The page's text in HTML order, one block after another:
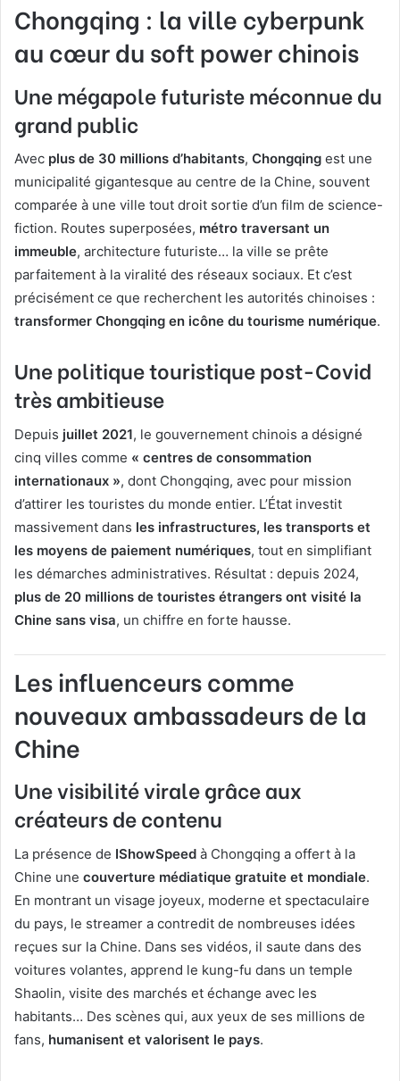
Chongqing : la ville cyberpunk
au cœur du soft power chinois
Une mégapole futuriste méconnue du
grand public
Avec plus de 30 millions d’habitants, Chongqing est une
municipalité gigantesque au centre de la Chine, souvent
comparée à une ville tout droit sortie d’un film de science-
fiction. Routes superposées, métro traversant un
immeuble, architecture futuriste… la ville se prête
parfaitement à la viralité des réseaux sociaux. Et c’est
précisément ce que recherchent les autorités chinoises :
transformer Chongqing en icône du tourisme numérique.
Une politique touristique post-Covid
très ambitieuse
Depuis juillet 2021, le gouvernement chinois a désigné
cinq villes comme « centres de consommation
internationaux », dont Chongqing, avec pour mission
d’attirer les touristes du monde entier. L’État investit
massivement dans les infrastructures, les transports et
les moyens de paiement numériques, tout en simplifiant
les démarches administratives. Résultat : depuis 2024,
plus de 20 millions de touristes étrangers ont visité la
Chine sans visa, un chiffre en forte hausse.
Les influenceurs comme
nouveaux ambassadeurs de la
Chine
Une visibilité virale grâce aux
créateurs de contenu
La présence de IShowSpeed à Chongqing a offert à la
Chine une couverture médiatique gratuite et mondiale.
En montrant un visage joyeux, moderne et spectaculaire
du pays, le streamer a contredit de nombreuses idées
reçues sur la Chine. Dans ses vidéos, il saute dans des
voitures volantes, apprend le kung-fu dans un temple
Shaolin, visite des marchés et échange avec les
habitants… Des scènes qui, aux yeux de ses millions de
fans, humanisent et valorisent le pays.